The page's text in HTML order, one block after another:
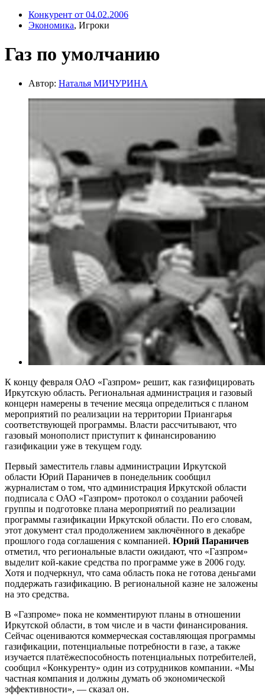
Конкурент от 04.02.2006
Экономика, Игроки
Газ по умолчанию
Автор: Наталья МИЧУРИНА
К концу февраля ОАО «Газпром» решит, как газифицировать
Иркутскую область. Региональная администрация и газовый
концерн намерены в течение месяца определиться с планом
мероприятий по реализации на территории Приангарья
соответствующей программы. Власти рассчитывают, что
газовый монополист приступит к финансированию
газификации уже в текущем году.
Первый заместитель главы администрации Иркутской
области Юрий Параничев в понедельник сообщил
журналистам о том, что администрация Иркутской области
подписала с ОАО «Газпром» протокол о создании рабочей
группы и подготовке плана мероприятий по реализации
программы газификации Иркутской области. По его словам,
этот документ стал продолжением заключённого в декабре
прошлого года соглашения с компанией. Юрий Параничев
отметил, что региональные власти ожидают, что «Газпром»
выделит кой-какие средства по программе уже в 2006 году.
Хотя и подчеркнул, что сама область пока не готова деньгами
поддержать газификацию. В региональной казне не заложены
на это средства.
В «Газпроме» пока не комментируют планы в отношении
Иркутской области, в том числе и в части финансирования.
Сейчас оцениваются коммерческая составляющая программы
газификации, потенциальные потребности в газе, а также
изучается платёжеспособность потенциальных потребителей,
сообщил «Конкуренту» один из сотрудников компании. «Мы
частная компания и должны думать об экономической
эффективности», — сказал он.